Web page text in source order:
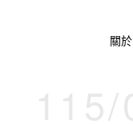
關於